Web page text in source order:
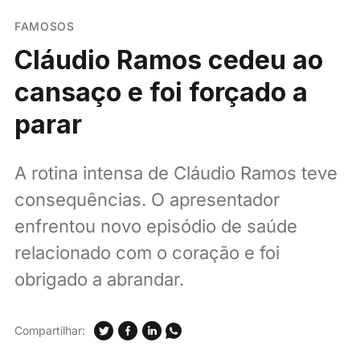
FAMOSOS
Cláudio Ramos cedeu ao
cansaço e foi forçado a
parar
A rotina intensa de Cláudio Ramos teve
consequências. O apresentador
enfrentou novo episódio de saúde
relacionado com o coração e foi
obrigado a abrandar.
Compartilhar: